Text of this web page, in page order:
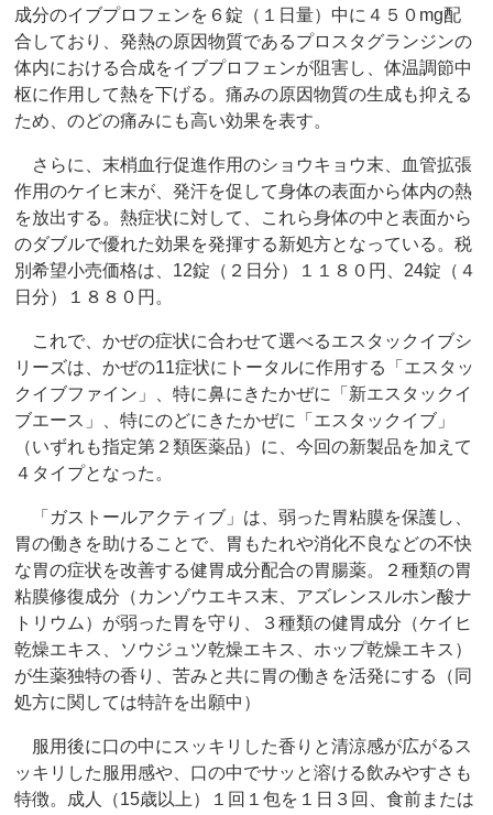
成分のイブプロフェンを６錠（１日量）中に４５０mg配
合しており、発熱の原因物質であるプロスタグランジンの
体内における合成をイブプロフェンが阻害し、体温調節中
枢に作用して熱を下げる。痛みの原因物質の生成も抑える
ため、のどの痛みにも高い効果を表す。
さらに、末梢血行促進作用のショウキョウ末、血管拡張
作用のケイヒ末が、発汗を促して身体の表面から体内の熱
を放出する。熱症状に対して、これら身体の中と表面から
のダブルで優れた効果を発揮する新処方となっている。税
別希望小売価格は、12錠（２日分）１１８０円、24錠（４
日分）１８８０円。
これで、かぜの症状に合わせて選べるエスタックイブシ
リーズは、かぜの11症状にトータルに作用する「エスタッ
クイブファイン」、特に鼻にきたかぜに「新エスタックイ
ブエース」、特にのどにきたかぜに「エスタックイブ」
（いずれも指定第２類医薬品）に、今回の新製品を加えて
４タイプとなった。
「ガストールアクティブ」は、弱った胃粘膜を保護し、
胃の働きを助けることで、胃もたれや消化不良などの不快
な胃の症状を改善する健胃成分配合の胃腸薬。２種類の胃
粘膜修復成分（カンゾウエキス末、アズレンスルホン酸ナ
トリウム）が弱った胃を守り、３種類の健胃成分（ケイヒ
乾燥エキス、ソウジュツ乾燥エキス、ホップ乾燥エキス）
が生薬独特の香り、苦みと共に胃の働きを活発にする（同
処方に関しては特許を出願中）
服用後に口の中にスッキリした香りと清涼感が広がるス
ッキリした服用感や、口の中でサッと溶ける飲みやすさも
特徴。成人（15歳以上）１回１包を１日３回、食前または